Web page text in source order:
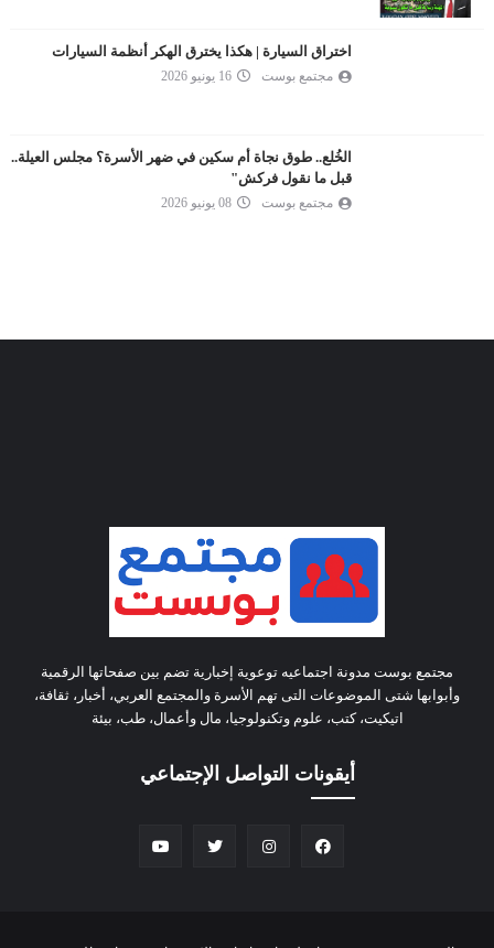
اختراق السيارة | هكذا يخترق الهكر أنظمة السيارات
مجتمع بوست 16 يونيو 2026
الخُلع.. طوق نجاة أم سكين في ضهر الأسرة؟ مجلس العيلة..
قبل ما نقول فركش"
مجتمع بوست 08 يونيو 2026
مجتمع بوست مدونة اجتماعيه توعوية إخبارية تضم بين صفحاتها الرقمية
وأبوابها شتى الموضوعات التى تهم الأسرة والمجتمع العربي، أخبار، ثقافة،
اتيكيت، كتب، علوم وتكنولوجيا، مال وأعمال، طب، بيئة
أيقونات التواصل الإجتماعي